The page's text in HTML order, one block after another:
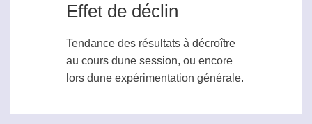
Effet de déclin
Tendance des résultats à décroître
au cours dune session, ou encore
lors dune expérimentation générale.